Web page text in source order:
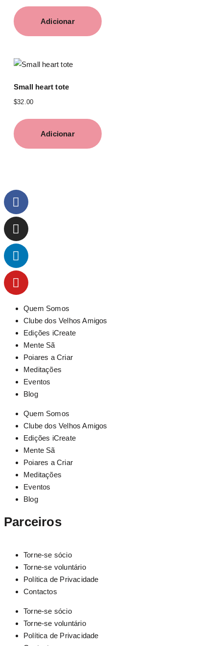
Adicionar
Small heart tote
$32.00
Adicionar
Quem Somos
Clube dos Velhos Amigos
Edições iCreate
Mente Sã
Poiares a Criar
Meditações
Eventos
Blog
Quem Somos
Clube dos Velhos Amigos
Edições iCreate
Mente Sã
Poiares a Criar
Meditações
Eventos
Blog
Parceiros
Torne-se sócio
Torne-se voluntário
Política de Privacidade
Contactos
Torne-se sócio
Torne-se voluntário
Política de Privacidade